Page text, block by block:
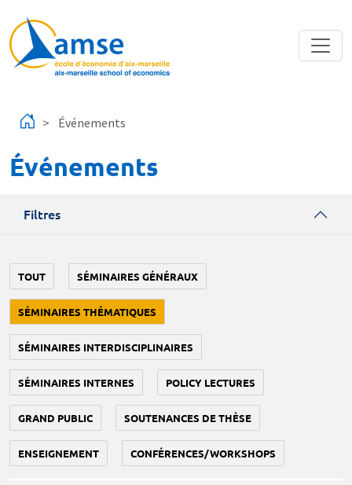
Événements
Événements
Filtres
TOUT SÉMINAIRES GÉNÉRAUX
SÉMINAIRES THÉMATIQUES
SÉMINAIRES INTERDISCIPLINAIRES
SÉMINAIRES INTERNES POLICY LECTURES
GRAND PUBLIC SOUTENANCES DE THÈSE
ENSEIGNEMENT CONFÉRENCES/WORKSHOPS